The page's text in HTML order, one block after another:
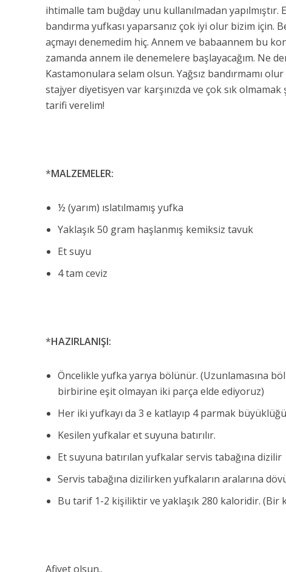
ihtimalle tam buğday unu kullanılmadan
bandırma yufkası yaparsanız çok iyi olur bizim için.
açmayı denemedim hiç. Annem ve babaannem bu
zamanda annem ile denemelere başlayacağım. Ne
Kastamonulara selam olsun. Yağsız bandırmamı
stajyer diyetisyen var karşınızda ve çok sık
tarifi verelim!
*MALZEMELER:
½ (yarım) ıslatılmamış yufka
Yaklaşık 50 gram haşlanmış kemiksiz tavuk
Et suyu
4 tam ceviz
*HAZIRLANIŞI:
Öncelikle yufka yarıya bölünür. (Uzunlamasına
birbirine eşit olmayan iki parça elde ediyoruz)
Her iki yufkayı da 3 e katlayıp 4 parmak
Kesilen yufkalar et suyuna batırılır.
Et suyuna batırılan yufkalar servis tabağına dizilir
Servis tabağına dizilirken yufkaların aralarına
Bu tarif 1-2 kişiliktir ve yaklaşık 280 kaloridir.
Afiyet olsun..